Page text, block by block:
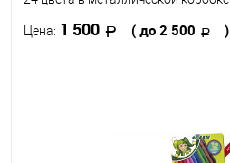
Цена: 1 500 ( до 2 500 )